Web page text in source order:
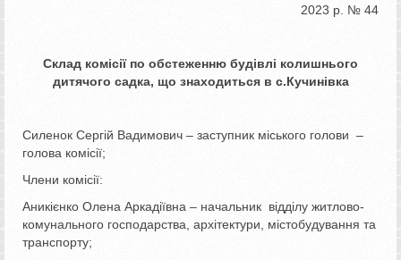
2023 р. № 44
Склад комісії по обстеженню будівлі колишнього
дитячого садка, що знаходиться в с.Кучинівка
Силенок Сергій Вадимович – заступник міського голови –
голова комісії;
Члени комісії:
Аникієнко Олена Аркадіївна – начальник відділу житлово-
комунального господарства, архітектури, містобудування та
транспорту;